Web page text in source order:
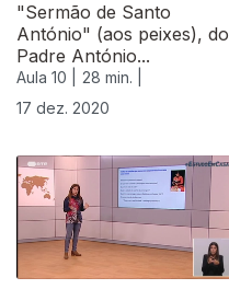
"Sermão de Santo
António" (aos peixes), do
Padre António...
Aula 10 |
28 min. |
17 dez. 2020